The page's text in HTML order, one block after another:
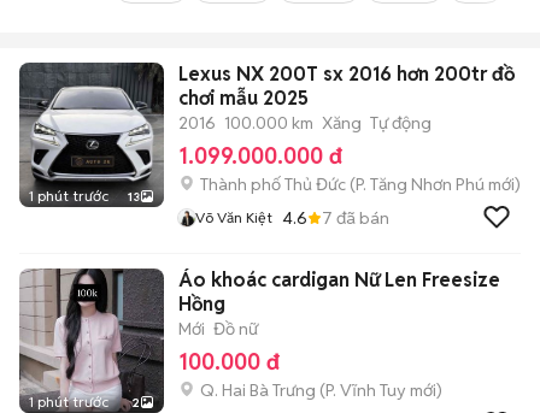
1 phút trước 13
Lexus NX 200T sx 2016 hơn 200tr đồ
chơi mẫu 2025
2016 100.000 km Xăng Tự động
1.099.000.000 đ
Thành phố Thủ Đức (P. Tăng Nhơn Phú mới)
Võ Văn Kiệt 4.6 7 đã bán
1 phút trước 2
Áo khoác cardigan Nữ Len Freesize
Hồng
Mới Đồ nữ
100.000 đ
Q. Hai Bà Trưng (P. Vĩnh Tuy mới)